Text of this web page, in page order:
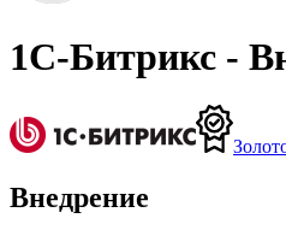
1С-Битрикс -
Внедрение